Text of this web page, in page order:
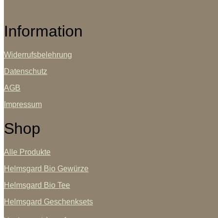
Information
Widerrufsbelehrung
Datenschutz
AGB
Impressum
Shop
Alle Produkte
Helmsgard Bio Gewürze
Helmsgard Bio Tee
Helmsgard Geschenksets